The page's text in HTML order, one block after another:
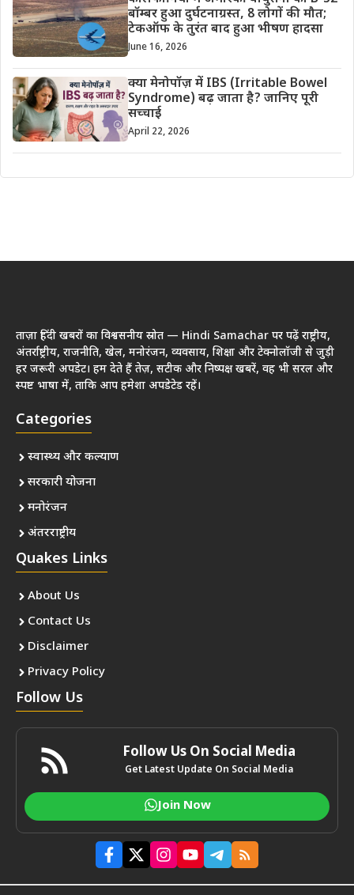
बॉम्बर हुआ दुर्घटनाग्रस्त, 8 लोगों की मौत;
टेकऑफ के तुरंत बाद हुआ भीषण हादसा
June 16, 2026
क्या मेनोपॉज़ में IBS (Irritable Bowel
Syndrome) बढ़ जाता है? जानिए पूरी
सच्चाई
April 22, 2026
ताज़ा हिंदी खबरों का विश्वसनीय स्रोत — Hindi Samachar पर पढ़ें राष्ट्रीय,
अंतर्राष्ट्रीय, राजनीति, खेल, मनोरंजन, व्यवसाय, शिक्षा और टेक्नोलॉजी से जुड़ी
हर जरूरी अपडेट। हम देते हैं तेज़, सटीक और निष्पक्ष खबरें, वह भी सरल और
स्पष्ट भाषा में, ताकि आप हमेशा अपडेटेड रहें।
Categories
स्वास्थ्य और कल्याण
सरकारी योजना
मनोरंजन
अंतरराष्ट्रीय
Quakes Links
About Us
Contact Us
Disclaimer
Privacy Policy
Follow Us
Follow Us On Social Media
Get Latest Update On Social Media
Join Now